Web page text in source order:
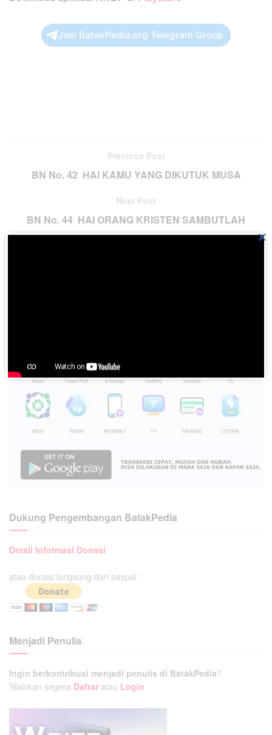
Join BatakPedia.org Telegram Group
Previous Post
BN No. 42 HAI KAMU YANG DIKUTUK MUSA
Next Post
BN No. 44 HAI ORANG KRISTEN SAMBUTLAH
Dukung Pengembangan BatakPedia
Detail Informasi Donasi
atau donasi langsung dari paypal :
Menjadi Penulis
Ingin berkontribusi menjadi penulis di BatakPedia?
Silahkan segera Daftar atau Login
×